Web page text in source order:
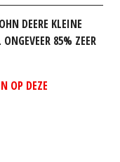
DEERE KLEINE
85% ZEER
OP DEZE